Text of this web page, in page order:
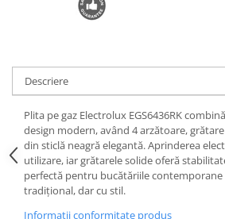
Descriere
Plita pe gaz Electrolux EGS6436RK
design modern, având 4 arzătoare,
din sticlă neagră elegantă. Aprinderea
utilizare, iar grătarele solide oferă
perfectă pentru bucătăriile
tradițional, dar cu stil.
Informatii conformitate produs